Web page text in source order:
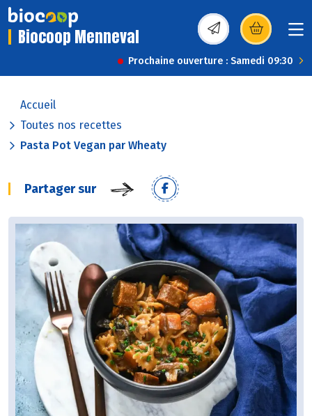
Biocoop Menneval (s’ouvre dans une
Prochaine ouverture : Samedi 09:30
Accueil
Toutes nos recettes
Pasta Pot Vegan par Wheaty
Partager sur